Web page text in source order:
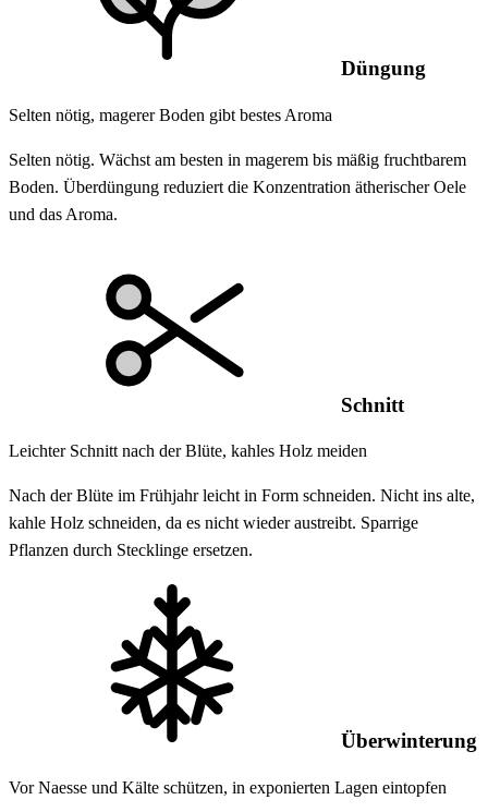
Düngung
Selten nötig, magerer Boden gibt bestes Aroma
Selten nötig. Wächst am besten in magerem bis mäßig fruchtbarem
Boden. Überdüngung reduziert die Konzentration ätherischer Oele
und das Aroma.
Schnitt
Leichter Schnitt nach der Blüte, kahles Holz meiden
Nach der Blüte im Frühjahr leicht in Form schneiden. Nicht ins alte,
kahle Holz schneiden, da es nicht wieder austreibt. Sparrige
Pflanzen durch Stecklinge ersetzen.
Überwinterung
Vor Naesse und Kälte schützen, in exponierten Lagen eintopfen